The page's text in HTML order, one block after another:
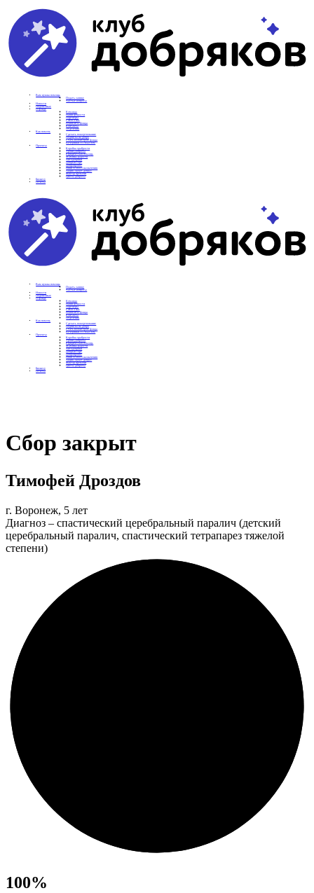
Вам нужна помощь
Подать заявку
Частые вопросы
Новости
Подопечные
О фонде
Команда
Наши ценности
Партнеры
СМИ о нас
Реквизиты фонда
Контакты
Отделения
Как помочь
Сделать пожертвование
Подписка на добро
Стать волонтером фонда
Вечеринки со смыслом
Проекты
Коробка храбрости
Уроки Доброты
Юридическая помощь
Мамины радости
Автодобряки
Добрый торт
Добропробег
Няни особого назначения
Акция «Букет добра»
Фактор времени
Цветы доброты
Бизнесу
Отчеты
Вам нужна помощь
Подать заявку
Частые вопросы
Новости
Подопечные
О фонде
Команда
Наши ценности
Партнеры
СМИ о нас
Реквизиты фонда
Контакты
Отделения
Как помочь
Сделать пожертвование
Подписка на добро
Стать волонтером фонда
Вечеринки со смыслом
Проекты
Коробка храбрости
Уроки Доброты
Юридическая помощь
Мамины радости
Автодобряки
Добрый торт
Добропробег
Няни особого назначения
Акция «Букет добра»
Фактор времени
Цветы доброты
Бизнесу
Отчеты
Сбор закрыт
Тимофей Дроздов
г. Воронеж, 5 лет
Диагноз – cпастический церебральный паралич (детский
церебральный паралич, спастический тетрапарез тяжелой
степени)
100%